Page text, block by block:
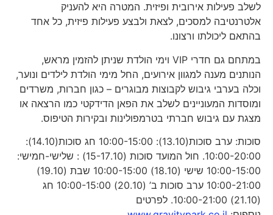
לשלב פעילות אירובית ופיזית. המטרה היא להעניק
אלטרנטיבה למסכים, לצאת ולבצע פעילות פיזית, כל אחד
בהתאם ליכולתו ורצונו.
במתחם גם חדרי VIP וימי הולדת שניתן להזמין מראש,
הנותנים מענה למגוון אירועים, החל מימי הולדת לילדים ונוער,
וכלה בערבי גיבוש לקבוצות מבוגרים – כגון חברות, משרדים
ומוסדות המעוניינים לשלב את הפאן הדידקטי כמו הרצאה או
מצגת עם גיבוש חברתי בטרמפולינות ובקירות הטיפוס.
סוכות: ערב סוכות(13.10): 10:00-15:00 חג סוכות(14.10):
10:00-20:00. חול המועד סוכות (15-17.10) : שלישי-חמישי:
10:00-15:00 שישי (18.10) 10:00-15:00 שבת (19.10)
10:00-21:00 ערב סוכות ב’ (20.10) 10:00-15:00 חג
(21.10) 10:00-21:00. לפרטים